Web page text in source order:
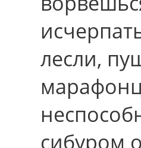
лесли,
сибуром